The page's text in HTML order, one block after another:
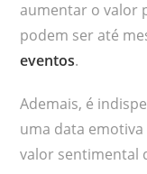
aumentar o valor
podem ser até
eventos.
Ademais, é
uma data
valor sentimental